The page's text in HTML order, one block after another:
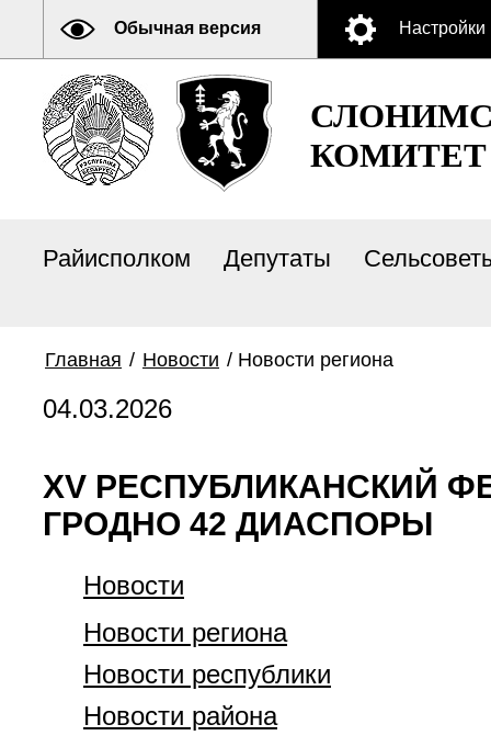
Обычная версия Настройки
КОМИТЕТ
Райисполком Депутаты
Главная / Новости / Новости региона
04.03.2026
XV РЕСПУБЛИКАНСКИЙ
ГРОДНО 42 ДИАСПОРЫ
Новости
Новости региона
Новости республики
Новости района